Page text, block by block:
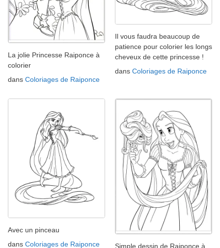
La jolie Princesse Raiponce à
colorier
dans Coloriages de Raiponce
Il vous faudra beaucoup de
patience pour colorier les longs
cheveux de cette princesse !
dans Coloriages de Raiponce
Avec un pinceau
dans Coloriages de Raiponce Simple dessin de Raiponce à